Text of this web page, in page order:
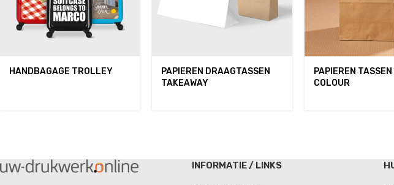
HANDBAGAGE TROLLEY
PAPIEREN DRAAGTASSEN
TAKEAWAY
PAPIEREN
COLOUR
INFORMATIE / LINKS